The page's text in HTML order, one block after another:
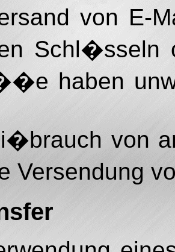
von E-
Schl�sseln
haben
von
Versendung